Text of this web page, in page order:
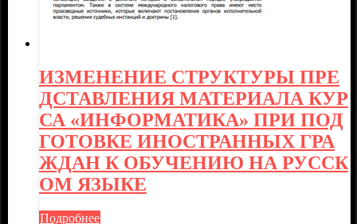
ИЗМЕНЕНИЕ СТРУКТУРЫ ПРЕ
ДСТАВЛЕНИЯ МАТЕРИАЛА КУР
СА «ИНФОРМАТИКА» ПРИ ПОД
ГОТОВКЕ ИНОСТРАННЫХ ГРА
ЖДАН К ОБУЧЕНИЮ НА РУССК
ОМ ЯЗЫКЕ
Подробнее